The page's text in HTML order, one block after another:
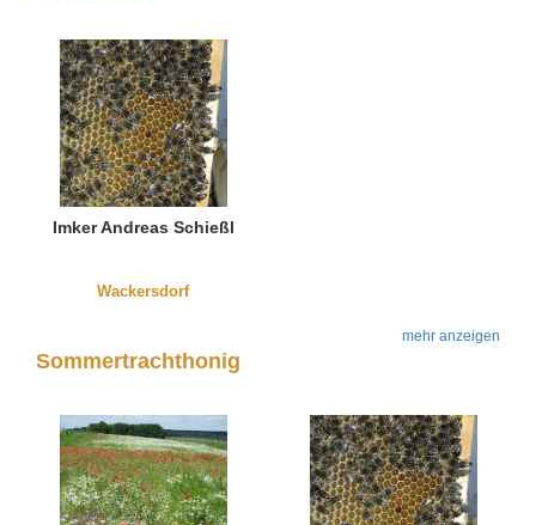
Imker Andreas Schießl
Wackersdorf
mehr anzeigen
Sommertrachthonig